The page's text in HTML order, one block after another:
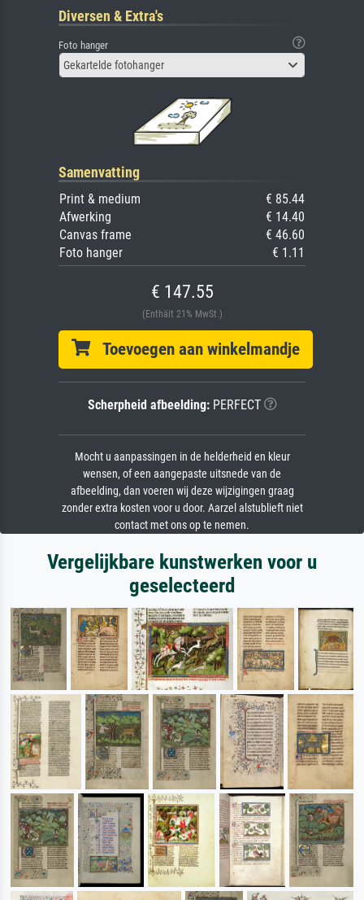
Diversen & Extra's
Foto hanger
Gekartelde fotohanger
Samenvatting
Print & medium
€ 85.44
Afwerking
€ 14.40
Canvas frame
€ 46.60
Foto hanger
€ 1.11
€ 147.55
(Enthält 21% MwSt.)
Toevoegen aan winkelmandje
Scherpheid afbeelding:PERFECT
Mocht u aanpassingen in de helderheid en kleur
wensen, of een aangepaste uitsnede van de
afbeelding, dan voeren wij deze wijzigingen graag
zonder extra kosten voor u door. Aarzel alstublieft niet
contact met ons op te nemen.
Vergelijkbare kunstwerken voor u
geselecteerd